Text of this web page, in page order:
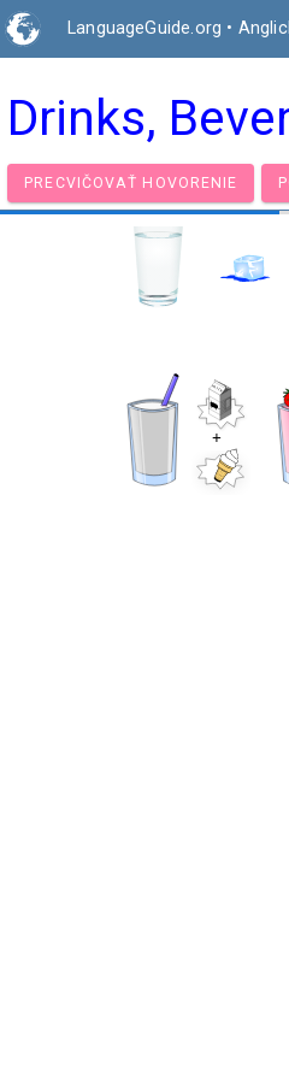
LanguageGuide.org •
Drinks,
PRECVIČOVAŤ HOVORENIE